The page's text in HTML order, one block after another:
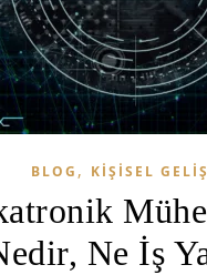
BLOG , KIŞISEL
Ne İş